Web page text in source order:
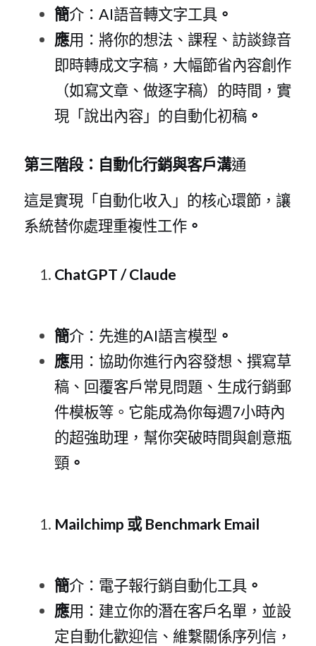
簡介：AI語音轉文字工具。
應用：將你的想法、課程、訪談錄音
即時轉成文字稿，大幅節省內容創作
（如寫文章、做逐字稿）的時間，實
現「說出內容」的自動化初稿。
第三階段：自動化行銷與客戶溝通
這是實現「自動化收入」的核心環節，讓
系統替你處理重複性工作 。
ChatGPT / Claude
簡介：先進的AI語言模型 。
應用：協助你進行內容發想、撰寫草
稿、回覆客戶常見問題、生成行銷郵
件模板等。它能成為你每週7小時內
的超強助理，幫你突破時間與創意瓶
頸。
Mailchimp 或 Benchmark Email
簡介：電子報行銷自動化工具。
應用：建立你的潛在客戶名單，並設
定自動化歡迎信、維繫關係序列信，